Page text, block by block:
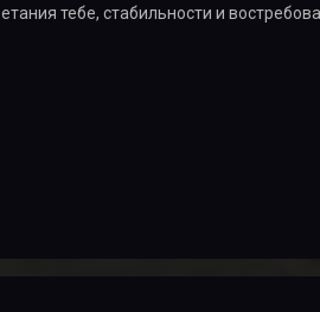
тебе, стабильности и